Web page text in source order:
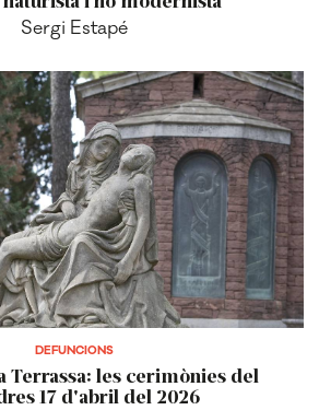
Sergi Estapé
DEFUNCIONS
Terrassa: les cerimònies del
17 d'abril del 2026